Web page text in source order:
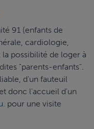
91 (enfants de
cardiologie,
possibilité de loger à
"parents-enfants".
d'un fauteuil
donc l'accueil d'un
. pour une visite